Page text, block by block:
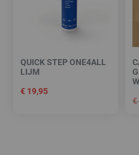
QUICK STEP ONE4ALL
LIJM
€ 19,95
€